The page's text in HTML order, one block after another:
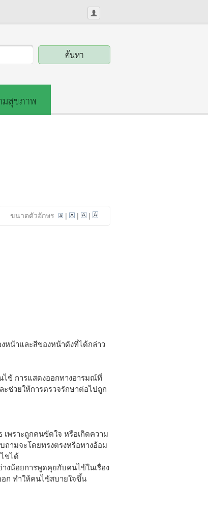
มสุขภาพ
ขนาดตัวอักษร | | |
หน้าและสีของหน้าดังที่ได้กล่าว
ข้ การแสดงออกทางอารมณ์ที่
ช่วยให้การตรวจรักษาต่อไปถูก
เพราะถูกคนขัดใจ หรือเกิดความ
ถามจะโดยทรงตรงหรือทางอ้อม
ขได้
งน้อยการพูดคุยกับคนไข้ในเรื่อง
ก ทำให้คนไข้สบายใจขึ้น